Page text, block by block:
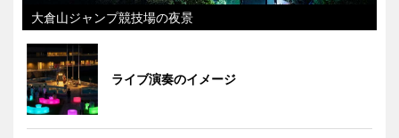
大倉山ジャンプ競技場の夜景
ライブ演奏のイメージ